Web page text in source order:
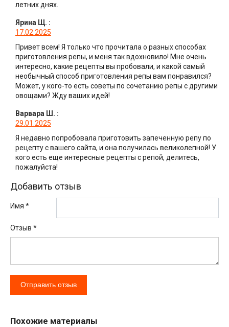
летних днях.
Ярина Щ. :
17.02.2025
Привет всем! Я только что прочитала о разных способах
приготовления репы, и меня так вдохновило! Мне очень
интересно, какие рецепты вы пробовали, и какой самый
необычный способ приготовления репы вам понравился?
Может, у кого-то есть советы по сочетанию репы с другими
овощами? Жду ваших идей!
Варвара Ш. :
29.01.2025
Я недавно попробовала приготовить запеченную репу по
рецепту с вашего сайта, и она получилась великолепной! У
кого есть еще интересные рецепты с репой, делитесь,
пожалуйста!
Добавить отзыв
Имя *
Отзыв *
Похожие материалы